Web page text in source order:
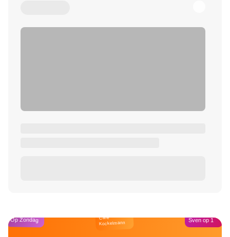
Op Zondag Café
Kockelmann Sven op 1